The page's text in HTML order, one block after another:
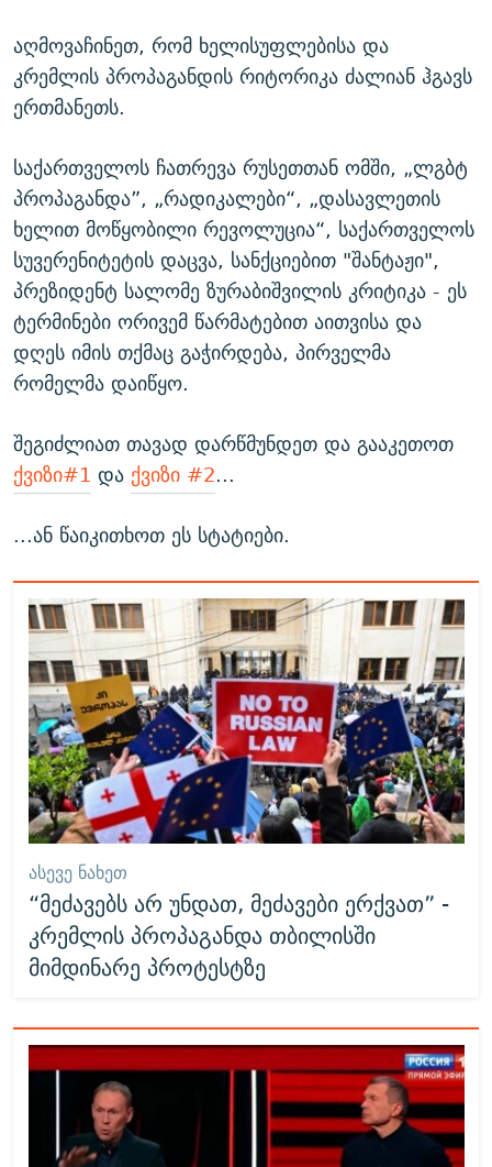
აღმოვაჩინეთ, რომ ხელისუფლებისა და
კრემლის პროპაგანდის რიტორიკა ძალიან ჰგავს
ერთმანეთს.
საქართველოს ჩათრევა რუსეთთან ომში, „ლგბტ
პროპაგანდა”, „რადიკალები“, „დასავლეთის
ხელით მოწყობილი რევოლუცია“, საქართველოს
სუვერენიტეტის დაცვა, სანქციებით "შანტაჟი",
პრეზიდენტ სალომე ზურაბიშვილის კრიტიკა - ეს
ტერმინები ორივემ წარმატებით აითვისა და
დღეს იმის თქმაც გაჭირდება, პირველმა
რომელმა დაიწყო.
შეგიძლიათ თავად დარწმუნდეთ და გააკეთოთ
ქვიზი#1 და ქვიზი #2...
...ან წაიკითხოთ ეს სტატიები.
ᲐᲡᲔᲕᲔ ᲜᲐᲮᲔᲗ
“მეძავებს არ უნდათ, მეძავები ერქვათ” -
კრემლის პროპაგანდა თბილისში
მიმდინარე პროტესტზე